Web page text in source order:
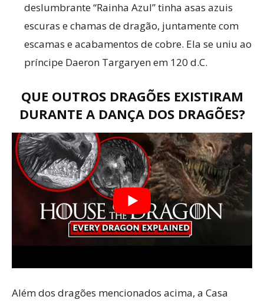
deslumbrante “Rainha Azul” tinha asas azuis
escuras e chamas de dragão, juntamente com
escamas e acabamentos de cobre. Ela se uniu ao
príncipe Daeron Targaryen em 120 d.C.
QUE OUTROS DRAGÕES EXISTIRAM
DURANTE A DANÇA DOS DRAGÕES?
Além dos dragões mencionados acima, a Casa